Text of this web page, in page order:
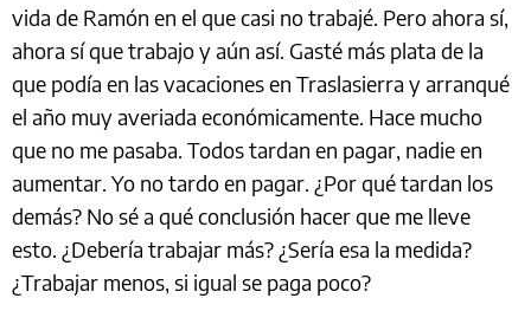
vida de Ramón en el que casi no trabajé. Pero ahora sí,
ahora sí que trabajo y aún así. Gasté más plata de la
que podía en las vacaciones en Traslasierra y arranqué
el año muy averiada económicamente. Hace mucho
que no me pasaba. Todos tardan en pagar, nadie en
aumentar. Yo no tardo en pagar. ¿Por qué tardan los
demás? No sé a qué conclusión hacer que me lleve
esto. ¿Debería trabajar más? ¿Sería esa la medida?
¿Trabajar menos, si igual se paga poco?